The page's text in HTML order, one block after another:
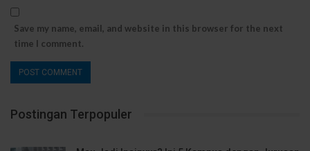
Save my name, email, and website in this browser for the next
time I comment.
Postingan Terpopuler